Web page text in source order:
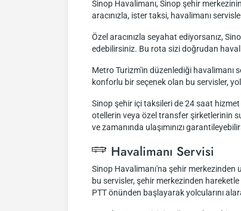
Sinop Havalimanı, Sinop şehir
aracınızla, ister taksi, havalimanı
Özel aracınızla seyahat ediyorsanız,
edebilirsiniz. Bu rota sizi doğrudan
Metro Turizm'in düzenlediği havalimanı
konforlu bir seçenek olan bu servisler,
Sinop şehir içi taksileri de 24 saat
otellerin veya özel transfer şirketlerinin
ve zamanında ulaşımınızı
Havalimanı Servisi
Sinop Havalimanı'na şehir merkezinden
bu servisler, şehir merkezinden
PTT önünden başlayarak yolcularını